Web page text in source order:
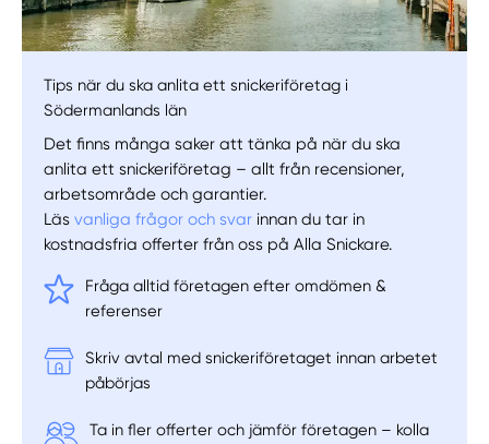
Tips när du ska anlita ett snickeriföretag i
Södermanlands län
Det finns många saker att tänka på när du ska
anlita ett snickeriföretag – allt från recensioner,
arbetsområde och garantier.
Läsvanliga frågor och svar innan du tar in
kostnadsfria offerter från oss på Alla Snickare.
Fråga alltid företagen efter omdömen &
referenser
Skriv avtal med snickeriföretaget innan arbetet
påbörjas
Ta in fler offerter och jämför företagen – kolla